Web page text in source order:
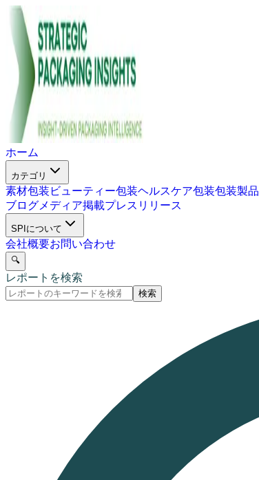
ホーム
カテゴリ
素材包装 ビューティー包装ヘルスケア包装包装製品
ブログメディア掲載プレスリリース
SPIについて
会社概要お問い合わせ
🔍
レポートを検索
検索